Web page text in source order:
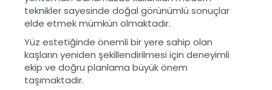
teknikler sayesinde doğal görünümlü sonuçlar
elde etmek mümkün olmaktadır.
Yüz estetiğinde önemli bir yere sahip olan
kaşların yeniden şekillendirilmesi için deneyimli
ekip ve doğru planlama büyük önem
taşımaktadır.